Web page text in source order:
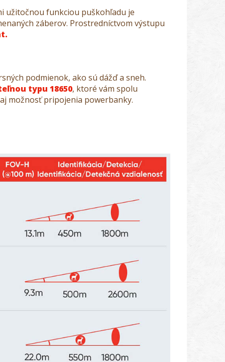
užitočnou funkciou puškohľadu je
záberov. Prostredníctvom výstupu
podmienok, ako sú dážď a sneh.
typu 18650, ktoré vám spolu
možnosť pripojenia powerbanky.